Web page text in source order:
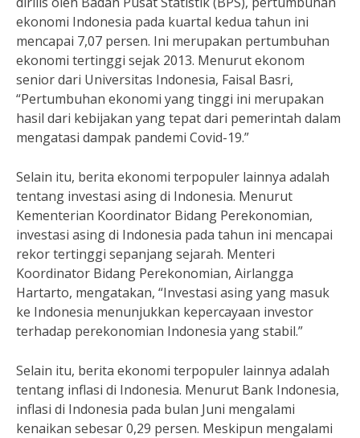
ekonomi Indonesia pada kuartal kedua tahun ini
mencapai 7,07 persen. Ini merupakan pertumbuhan
ekonomi tertinggi sejak 2013. Menurut ekonom
senior dari Universitas Indonesia, Faisal Basri,
“Pertumbuhan ekonomi yang tinggi ini merupakan
hasil dari kebijakan yang tepat dari pemerintah dalam
mengatasi dampak pandemi Covid-19.”
Selain itu, berita ekonomi terpopuler lainnya adalah
tentang investasi asing di Indonesia. Menurut
Kementerian Koordinator Bidang Perekonomian,
investasi asing di Indonesia pada tahun ini mencapai
rekor tertinggi sepanjang sejarah. Menteri
Koordinator Bidang Perekonomian, Airlangga
Hartarto, mengatakan, “Investasi asing yang masuk
ke Indonesia menunjukkan kepercayaan investor
terhadap perekonomian Indonesia yang stabil.”
Selain itu, berita ekonomi terpopuler lainnya adalah
tentang inflasi di Indonesia. Menurut Bank Indonesia,
inflasi di Indonesia pada bulan Juni mengalami
kenaikan sebesar 0,29 persen. Meskipun mengalami